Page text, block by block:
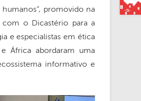
promovido na
com o Dicastério para a
e especialistas em ética
África abordaram uma
informativo e